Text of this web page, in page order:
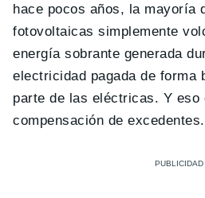
hace pocos años, la mayoría
fotovoltaicas simplemente
energía sobrante generada
electricidad pagada de forma
parte de las eléctricas. Y eso
compensación de excedentes.